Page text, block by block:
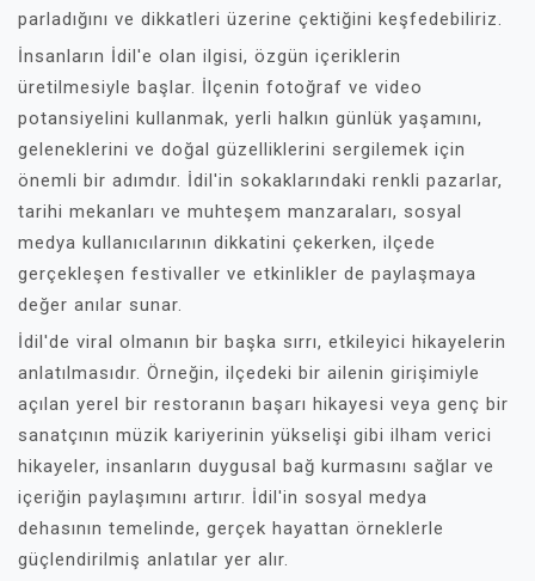
parladığını ve dikkatleri üzerine çektiğini keşfedebiliriz.
İnsanların İdil'e olan ilgisi, özgün içeriklerin
üretilmesiyle başlar. İlçenin fotoğraf ve video
potansiyelini kullanmak, yerli halkın günlük yaşamını,
geleneklerini ve doğal güzelliklerini sergilemek için
önemli bir adımdır. İdil'in sokaklarındaki renkli pazarlar,
tarihi mekanları ve muhteşem manzaraları, sosyal
medya kullanıcılarının dikkatini çekerken, ilçede
gerçekleşen festivaller ve etkinlikler de paylaşmaya
değer anılar sunar.
İdil'de viral olmanın bir başka sırrı, etkileyici hikayelerin
anlatılmasıdır. Örneğin, ilçedeki bir ailenin girişimiyle
açılan yerel bir restoranın başarı hikayesi veya genç bir
sanatçının müzik kariyerinin yükselişi gibi ilham verici
hikayeler, insanların duygusal bağ kurmasını sağlar ve
içeriğin paylaşımını artırır. İdil'in sosyal medya
dehasının temelinde, gerçek hayattan örneklerle
güçlendirilmiş anlatılar yer alır.